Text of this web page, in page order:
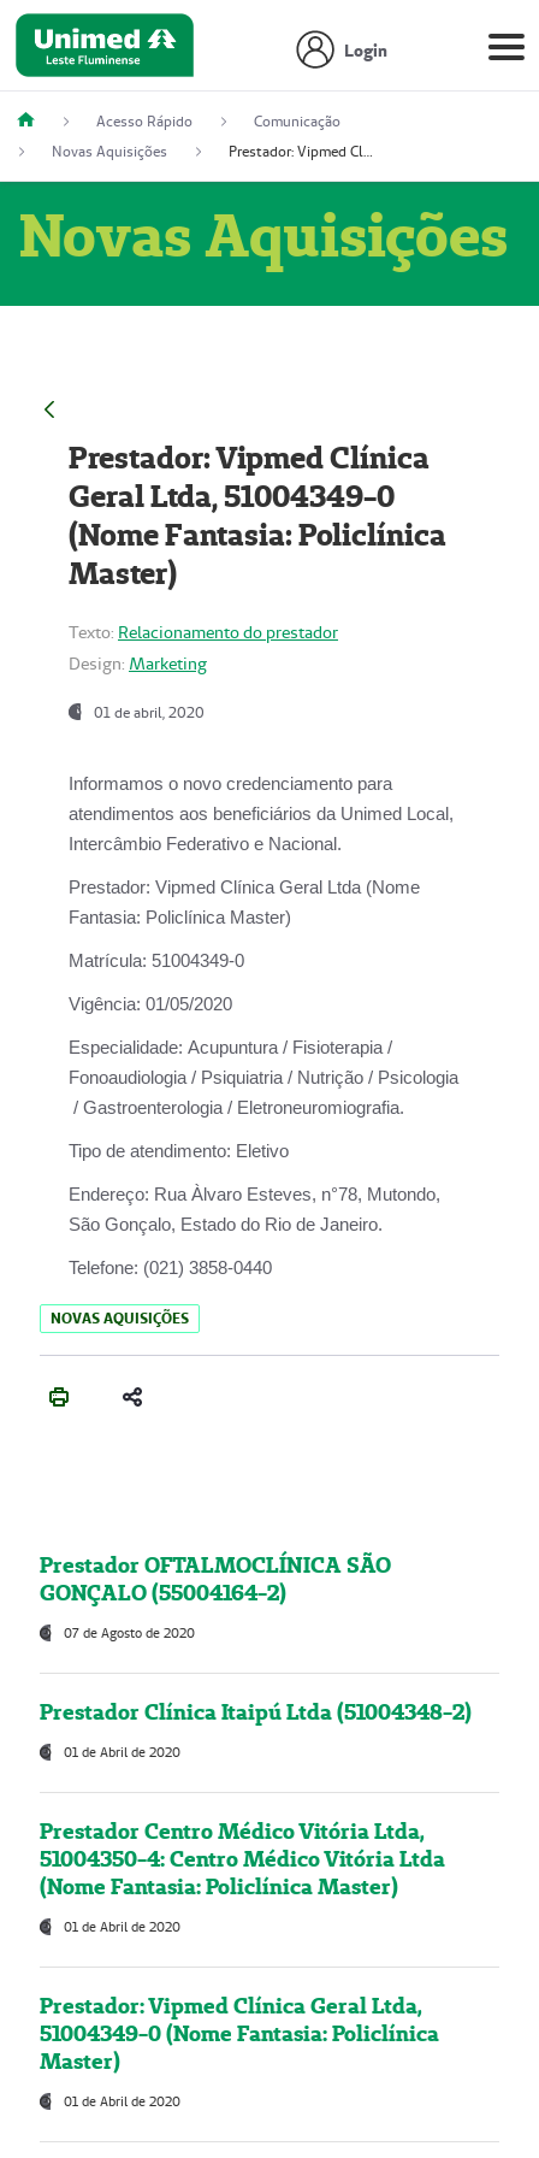
Login
Acesso Rápido
Comunicação
Novas Aquisições
Prestador: Vipmed Clínica Geral Ltda, 51004349-0 (Nome Fantasia: Policlínica Master)
Novas Aquisições
Prestador: Vipmed Clínica
Geral Ltda, 51004349-0
(Nome Fantasia: Policlínica
Master)
Texto: Relacionamento do prestador
Design: Marketing
01 de abril, 2020
Informamos o novo credenciamento para
atendimentos aos beneficiários da Unimed Local,
Intercâmbio Federativo e Nacional.
Prestador: Vipmed Clínica Geral Ltda (Nome
Fantasia: Policlínica Master)
Matrícula: 51004349-0
Vigência: 01/05/2020
Especialidade: Acupuntura / Fisioterapia /
Fonoaudiologia / Psiquiatria / Nutrição / Psicologia
/ Gastroenterologia / Eletroneuromiografia.
Tipo de atendimento: Eletivo
Endereço: Rua Àlvaro Esteves, n°78, Mutondo,
São Gonçalo, Estado do Rio de Janeiro.
Telefone: (021) 3858-0440
NOVAS AQUISIÇÕES
Prestador OFTALMOCLÍNICA SÃO
GONÇALO (55004164-2)
07 de Agosto de 2020
Prestador Clínica Itaipú Ltda (51004348-2)
01 de Abril de 2020
Prestador Centro Médico Vitória Ltda,
51004350-4: Centro Médico Vitória Ltda
(Nome Fantasia: Policlínica Master)
01 de Abril de 2020
Prestador: Vipmed Clínica Geral Ltda,
51004349-0 (Nome Fantasia: Policlínica
Master)
01 de Abril de 2020